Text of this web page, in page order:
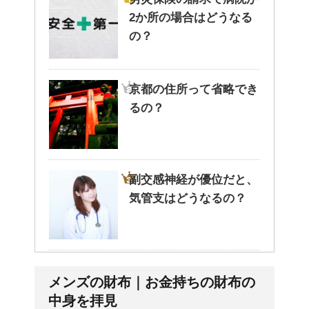
2か所の場合はどうなる
の？
京都の住所って省略でき
るの？
副交感神経が優位だと、
気管支はどうなるの？
ける！意味と漢字の捉え
メンズの財布｜お金持ちの財布の
中身を拝見